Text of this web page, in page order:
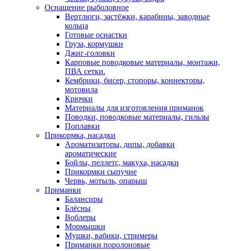
Оснащение рыболовное
Вертлюги, застёжки, карабины, заводные
кольца
Готовые оснастки
Груза, кормушки
Джиг-головки
Карповые поводковые материалы, монтажи,
ПВА сетки.
Кембрики, бисер, стопоры, коннекторы,
мотовила
Крючки
Материалы для изготовления приманок
Поводки, поводковые материалы, гильзы
Поплавки
Прикормка, насадки
Ароматизаторы, дипы, добавки
ароматические
Бойлы, пеллетс, макуха, насадки
Прикормки сыпучие
Червь, мотыль, опарыш
Приманки
Балансиры
Блёсны
Воблеры
Мормышки
Мушки, вабики, стримеры
Приманки поролоновые